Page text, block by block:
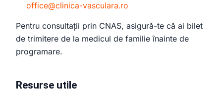
office@clinica-vasculara.ro
Pentru consultații prin CNAS, asigură-te că ai bilet
de trimitere de la medicul de familie înainte de
programare.
Resurse utile